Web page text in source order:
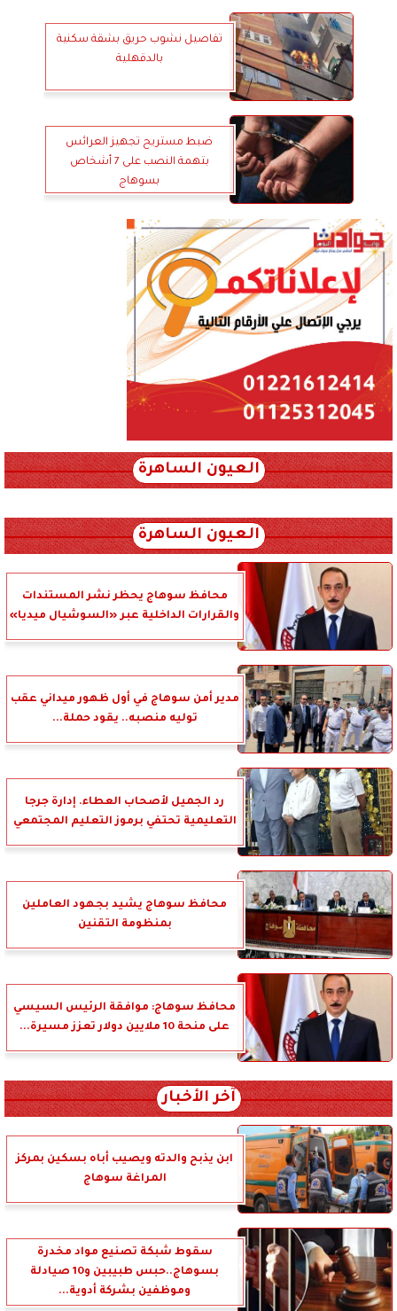
تفاصيل نشوب حريق بشقة سكنية
بالدقهلية
ضبط مستريح تجهيز العرائس
بتهمة النصب على 7 أشخاص
بسوهاج
العيون الساهرة
العيون الساهرة
محافظ سوهاج يحظر نشر المستندات
والقرارات الداخلية عبر «السوشيال ميديا»
مدير أمن سوهاج في أول ظهور ميداني عقب
توليه منصبه.. يقود حملة...
رد الجميل لأصحاب العطاء. إدارة جرجا
التعليمية تحتفي برموز التعليم المجتمعي
محافظ سوهاج يشيد بجهود العاملين
بمنظومة التقنين
محافظ سوهاج: موافقة الرئيس السيسي
على منحة 10 ملايين دولار تعزز مسيرة...
آخر الأخبار
ابن يذبح والدته ويصيب أباه بسكين بمركز
المراغة سوهاج
سقوط شبكة تصنيع مواد مخدرة
بسوهاج..حبس طبيبين و10 صيادلة
وموظفين بشركة أدوية...